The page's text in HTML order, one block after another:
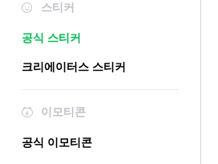
스티커
공식 스티커
크리에이터스 스티커
이모티콘
공식 이모티콘